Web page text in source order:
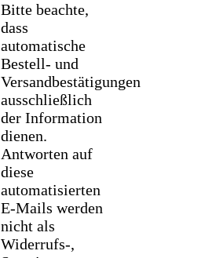
Bitte beachte,
dass
automatische
Bestell- und
Versandbestätigungen
ausschließlich
der Information
dienen.
Antworten auf
diese
automatisierten
E-Mails werden
nicht als
Widerrufs-,